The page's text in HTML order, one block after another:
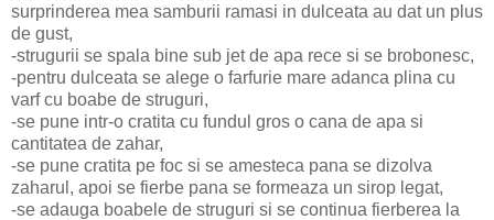
surprinderea mea samburii ramasi in dulceata au dat un plus
de gust,
-strugurii se spala bine sub jet de apa rece si se brobonesc,
-pentru dulceata se alege o farfurie mare adanca plina cu
varf cu boabe de struguri,
-se pune intr-o cratita cu fundul gros o cana de apa si
cantitatea de zahar,
-se pune cratita pe foc si se amesteca pana se dizolva
zaharul, apoi se fierbe pana se formeaza un sirop legat,
-se adauga boabele de struguri si se continua fierberea la